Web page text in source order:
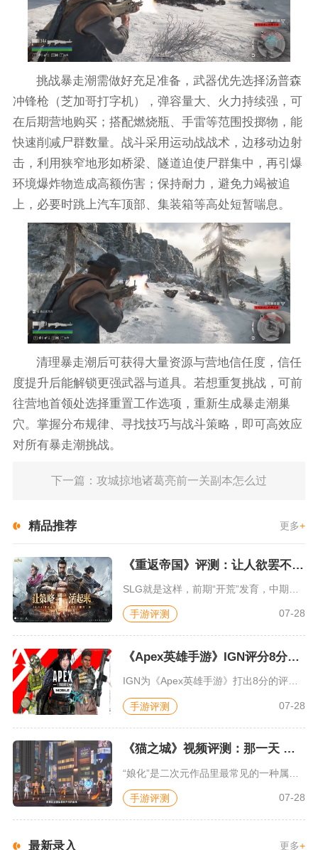
挑战暴走潮需做好充足准备，武器优先选择汤普森
冲锋枪（芝加哥打字机），弹容量大、火力持续强，可
在后期营地购买；搭配燃烧瓶、手雷等范围投掷物，能
快速削减尸群数量。战斗采用运动战战术，边移动边射
击，利用狭窄地形如桥梁、隧道迫使尸群集中，再引爆
环境爆炸物造成高额伤害；保持耐力，避免力竭被追
上，必要时跳上汽车顶部、集装箱等高处短暂喘息。
清理暴走潮后可获得大量资源与营地信任度，信任
度提升后能解锁更强武器与道具。若想重复挑战，可前
往营地首领处选择重置工作选项，重新生成暴走潮巢
穴。掌握分布规律、寻找技巧与战斗策略，即可高效应
对所有暴走潮挑战。
下一篇：攻城掠地诸葛亮前一关副本怎么过
精品推荐 更多+
《重返帝国》评测：让人欲罢不能的新一代策略游戏
手游评测 07-28
《Apex英雄手游》IGN评分8分：对游戏未来抱有期待
IGN为《Apex英雄手游》打出8分的评价，测评者认为，《A...
手游评测 07-28
《猫之城》视频评测：那一天 我家的猫变成了猫娘
手游评测 07-28
最新录入 更多+